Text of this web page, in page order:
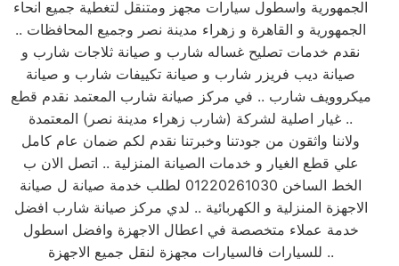
الجمهورية واسطول سيارات مجهز ومتنقل لتغطية جميع انحاء
الجمهورية و القاهرة و زهراء مدينة نصر وجميع المحافظات ..
نقدم خدمات تصليح غساله شارب و صيانة ثلاجات شارب و
صيانة ديب فريزر شارب و صيانة تكييفات شارب و صيانة
ميكروويف شارب .. في مركز صيانة شارب المعتمد نقدم قطع
غيار اصلية لشركة (شارب زهراء مدينة نصر) المعتمدة ..
ولاننا واثقون من جودتنا وخبرتنا نقدم لكم ضمان عام كامل
علي قطع الغيار و خدمات الصيانة المنزلية .. اتصل الان ب
الخط الساخن 01220261030 لطلب خدمة صيانة ل صيانة
الاجهزة المنزلية و الكهربائية .. لدي مركز صيانة شارب افضل
خدمة عملاء متخصصة في اعطال الاجهزة وافضل اسطول
للسيارات فالسيارات مجهزة لنقل جميع الاجهزة ..